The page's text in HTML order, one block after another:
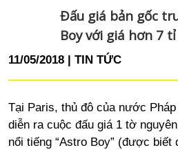
Đấu giá bản gốc
Boy với giá hơn 7
11/05/2018 TIN TỨC
Tại Paris, thủ đô của nước
diễn ra cuộc đấu giá 1 tờ
nổi tiếng “Astro Boy” (được